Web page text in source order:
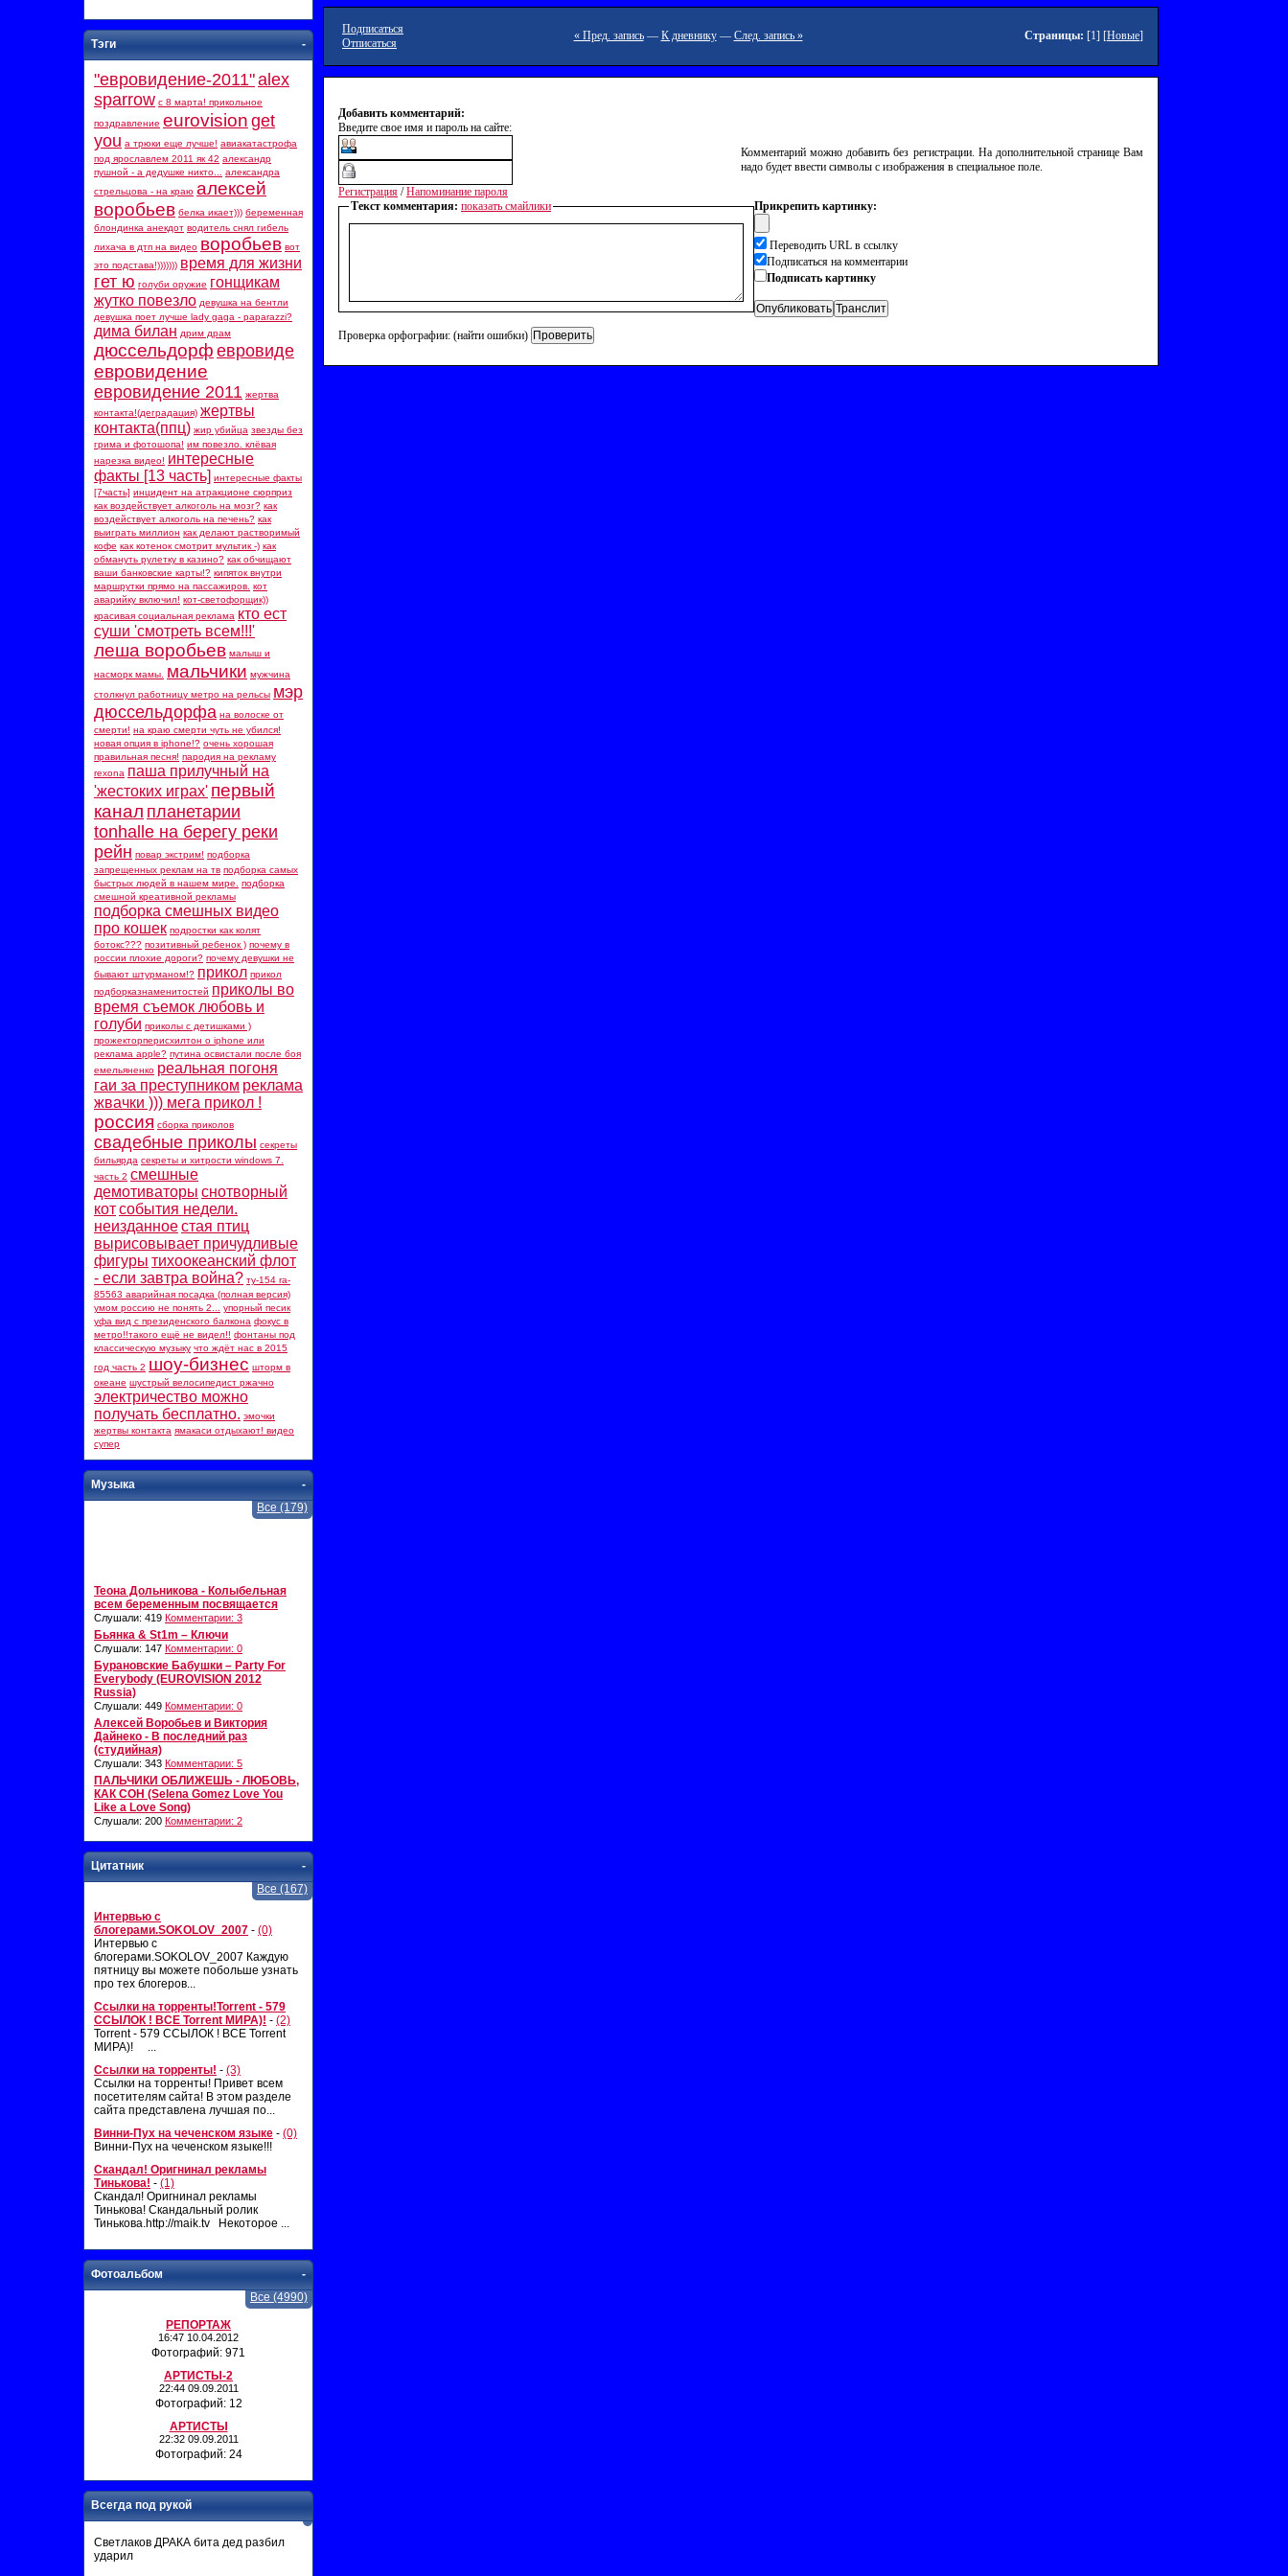
-
Тэги
"евровидение-2011"alex
sparrow c 8 марта! прикольное
поздравление eurovision get
you а трюки еще лучше! авиакатастрофа
под ярославлем 2011 як 42 александр
пушной - а дедушке никто...
александра
стрельцова - на краю алексей
воробьев белка икает))) беременная
блондинка анекдот водитель снял гибель
лихача в дтп на видео воробьев вот
это подстава!))))))) время для жизни
гет ю голуби оружие гонщикам
жутко повезло девушка на бентли
девушка поет лучше lady gaga - paparazzi?
дима билан дрим драм
дюссельдорф евровиде
евровидение
евровидение 2011 жертва
контакта!(деградация) жертвы
контакта(ппц) жир убийца звезды без
грима и фотошопа! им повезло. клёвая
нарезка видео! интересные
факты [13 часть] интересные факты
[7часть] инцидент на атракционе сюрприз
как воздействует алкоголь на мозг? как
воздействует алкоголь на печень? как
выиграть миллион как делают растворимый
кофе как котенок смотрит мультик -) как
обмануть рулетку в казино? как обчищают
ваши банковские карты!? кипяток внутри
маршрутки прямо на пассажиров. кот
аварийку включил! кот-светофорщик))
красивая социальная реклама кто ест
суши 'смотреть всем!!!'
леша воробьев малыш и
насморк мамы.
мальчики мужчина
столкнул работницу метро на рельсы мэр
дюссельдорфа на волоске от
смерти! на краю смерти чуть не убился!
новая опция в iphone!? очень хорошая
правильная песня! пародия на рекламу
rexona паша прилучный на
'жестоких играх' первый
канал планетарии
tonhalle на берегу реки
рейн повар экстрим! подборка
запрещенных реклам на тв подборка самых
быстрых людей в нашем мире.
подборка
смешной креативной рекламы
подборка смешных видео
про кошек подростки как колят
ботокс??? позитивный ребенок ) почему в
россии плохие дороги? почему девушки не
бывают штурманом!? прикол прикол
подборказнаменитостей приколы во
время съемок любовь и
голуби приколы с детишками )
прожекторперисхилтон о iphone или
реклама apple? путина освистали после боя
емельяненко реальная погоня
гаи за преступником реклама
жвачки ))) мега прикол !
россия сборка приколов
свадебные приколы секреты
бильярда секреты и хитрости windows 7.
часть 2 смешные
демотиваторы снотворный
котсобытия недели.
неизданноестая птиц
вырисовывает причудливые
фигуры тихоокеанский флот
- если завтра война? ту-154 ra-
85563 аварийная посадка (полная версия)
умом россию не понять 2...
упорный песик
уфа вид с президенского балкона фокус в
метро!!такого ещё не видел!! фонтаны под
классическую музыку что ждёт нас в 2015
год часть 2 шоу-бизнес шторм в
океане шустрый велосипедист ржачно
электричество можно
получать бесплатно. эмочки
жертвы контакта ямакаси отдыхают! видео
супер
-
Музыка
Все (179)
Теона Дольникова - Колыбельная
всем беременным посвящается
Слушали: 419 Комментарии: 3
Бьянка & St1m – Ключи
Слушали: 147 Комментарии: 0
Бурановские Бабушки – Party For
Everybody (EUROVISION 2012
Russia)
Слушали: 449 Комментарии: 0
Алексей Воробьев и Виктория
Дайнеко - В последний раз
(студийная)
Слушали: 343 Комментарии: 5
ПАЛЬЧИКИ ОБЛИЖЕШЬ - ЛЮБОВЬ,
КАК СОН (Selena Gomez Love You
Like a Love Song)
Слушали: 200 Комментарии: 2
-
Цитатник
Все (167)
Интервью с
блогерами.SOKOLOV_2007 - (0)
Интервью с
блогерами.SOKOLOV_2007 Каждую
пятницу вы можете побольше узнать
про тех блогеров...
Ссылки на торренты!Torrent - 579
ССЫЛОК ! ВСЕ Torrent МИРА)! - (2)
Torrent - 579 ССЫЛОК ! ВСЕ Torrent
МИРА)! ...
Ссылки на торренты! - (3)
Ссылки на торренты! Привет всем
посетителям сайта! В этом разделе
сайта представлена лучшая по...
Винни-Пух на чеченском языке - (0)
Винни-Пух на чеченском языке!!!
Скандал! Оригнинал рекламы
Тинькова! - (1)
Скандал! Оригнинал рекламы
Тинькова! Скандальный ролик
Тинькова.http://maik.tv Некоторое ...
-
Фотоальбом
Все (4990)
РЕПОРТАЖ
16:47 10.04.2012
Фотографий: 971
АРТИСТЫ-2
22:44 09.09.2011
Фотографий: 12
АРТИСТЫ
22:32 09.09.2011
Фотографий: 24
Всегда под рукой
Светлаков ДРАКА бита дед разбил
ударил
Подписаться
Отписаться
« Пред. запись— К дневнику— След. запись » Страницы: [1] [Новые]
Добавить комментарий:
Введите свое имя и пароль на сайте:
Регистрация /Напоминание пароля
Комментарий можно добавить без регистрации. На дополнительной странице Вам
надо будет ввести символы с изображения в специальное поле.
Текст комментария: показать смайлики
Проверка орфографии: (найти ошибки)
Прикрепить картинку:
Переводить URL в ссылку
Подписаться на комментарии
Подписать картинку